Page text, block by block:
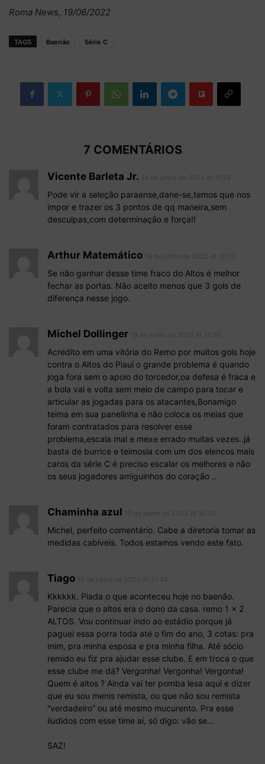
Roma News, 19/06/2022
TAGS Baenão Série C
7 COMENTÁRIOS
Vicente Barleta Jr.
Pode vir a seleção paraense,dane-se,temos que nos
impor e trazer os 3 pontos de qq maneira,sem
desculpas,com determinação e força!!
Arthur Matemático
Se não ganhar desse time fraco do Altos é melhor
fechar as portas. Não aceito menos que 3 gols de
diferença nesse jogo.
Michel Dollinger
Acredito em uma vitória do Remo por muitos gols hoje
contra o Altos do Piauí o grande problema é quando
joga fora sem o apoio do torcedor,oa defesa é fraca e
a bola vai e volta sem meio de campo para tocar e
articular as jogadas para os atacantes,Bonamigo
teima em sua panelinha e não coloca os meias que
foram contratados para resolver esse
problema,escala mal e mexe errado muitas vezes..já
basta de burrice e teimosia com um dos elencos mais
caros da série C é preciso escalar os melhores e não
os seus jogadores amiguinhos do coração ..
Chaminha azul
Michel, perfeito comentário. Cabe a diretoria tomar as
medidas cabíveis. Todos estamos vendo este fato.
Tiago
Kkkkkk. Piada o que aconteceu hoje no baenão.
Parecia que o altos era o dono da casa. remo 1 x 2
ALTOS. Vou continuar indo ao estádio porque já
paguei essa porra toda até o fim do ano, 3 cotas: pra
mim, pra minha esposa e pra minha filha. Até sócio
remido eu fiz pra ajudar esse clube. E em troca o que
esse clube me dá? Vergonha! Vergonha! Vergonha!
Quem é altos ? Ainda vai ter pomba lesa aqui e dizer
que eu sou menis remista, ou que não sou remista
“verdadeiro” ou até mesmo mucurento. Pra esse
iludidos com esse time aí, só digo: vão se…
SAZ!